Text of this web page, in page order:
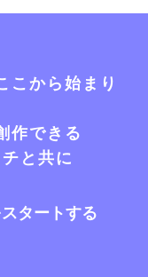
こから始まり
作できる
と共に
タートする